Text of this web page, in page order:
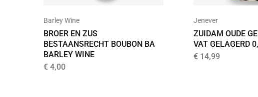
Barley Wine
BROER EN ZUS
BESTAANSRECHT BOUBON BA
BARLEY WINE
€ 4,00
Jenever
ZUIDAM OUDE
VAT GELAGERD
€ 14,99